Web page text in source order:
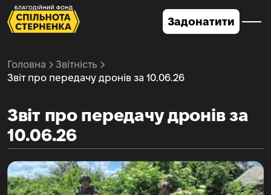
Задонатити
Головна
Звітність
Звіт про передачу дронів за 10.06.26
Звіт про передачу дронів за
10.06.26